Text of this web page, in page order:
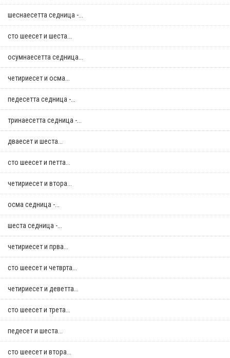
шеснаесетта седница -...
сто шеесет и шеста...
осумнaесетта седница...
четириесет и осма...
педесетта седница -...
тринаесетта седница -...
дваесет и шеста...
сто шеесет и петта...
четириесет и втора...
осма седница -...
шеста седница -...
четириесет и прва...
сто шеесет и четврта...
четириесет и деветта...
сто шеесет и трета...
педесет и шеста...
сто шеесет и втора...